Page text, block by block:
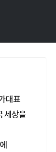
대표
세상을